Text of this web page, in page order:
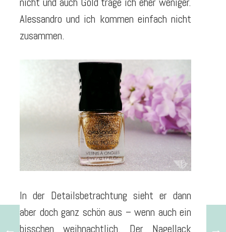
Alessandro und ich kommen einfach nicht
zusammen.
In der Detailsbetrachtung sieht er dann
aber doch ganz schön aus – wenn auch ein
bisschen weihnachtlich. Der Nagellack